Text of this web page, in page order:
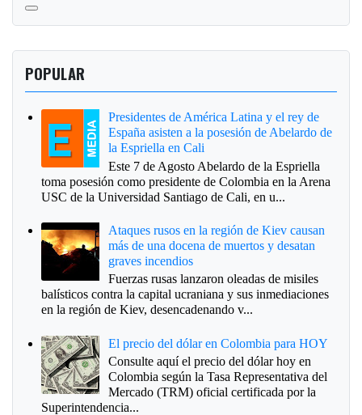
POPULAR
Presidentes de América Latina y el rey de
España asisten a la posesión de Abelardo de
la Espriella en Cali
Este 7 de Agosto Abelardo de la Espriella
toma posesión como presidente de Colombia en la Arena
USC de la Universidad Santiago de Cali, en u...
Ataques rusos en la región de Kiev causan
más de una docena de muertos y desatan
graves incendios
Fuerzas rusas lanzaron oleadas de misiles
balísticos contra la capital ucraniana y sus inmediaciones
en la región de Kiev, desencadenando v...
El precio del dólar en Colombia para HOY
Consulte aquí el precio del dólar hoy en
Colombia según la Tasa Representativa del
Mercado (TRM) oficial certificada por la
Superintendencia...